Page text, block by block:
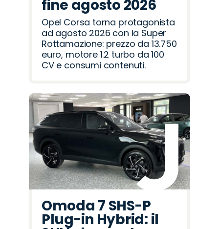
fine agosto 2026
Opel Corsa torna protagonista
ad agosto 2026 con la Super
Rottamazione: prezzo da 13.750
euro, motore 1.2 turbo da 100
CV e consumi contenuti.
Omoda 7 SHS-P
Plug-in Hybrid: il